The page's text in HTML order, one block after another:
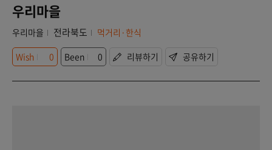
우리마을
우리마을 전라북도
먹거리·한식
Wish
0 Been 0 리뷰하기 공유하기